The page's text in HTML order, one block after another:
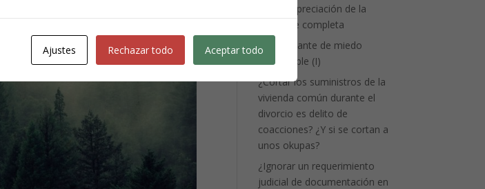
para la apreciación de la
eximente completa
La atenuante de miedo
insuperable (I)
¿Cortar los suministros de la
vivienda común durante el
divorcio es delito de
coacciones? ¿Y si se cortan a
unos okupas?
¿Ignorar un requerimiento
judicial de documentación en
Ajustes Rechazar todo Aceptar todo